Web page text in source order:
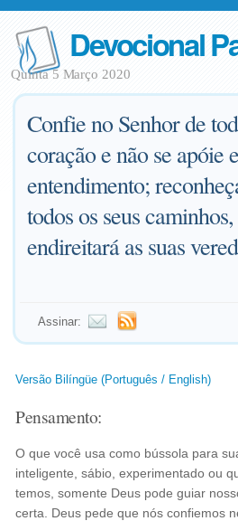
Devocional
Quinta 5 Março 2020
Confie no Senhor de
coração e não se apóie
entendimento;
todos os seus
endireitará as suas
Assinar:
Versão Bilíngüe (Português / English)
Pensamento:
O que você usa como bússola para
inteligente, sábio, experimentado ou
temos, somente Deus pode guiar
certa. Deus pede que nós confiemos